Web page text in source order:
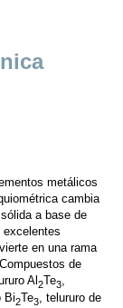
metálicos
cambia
a base de
en una rama
de
Al 2Te3
Bi2Te3, telururo de